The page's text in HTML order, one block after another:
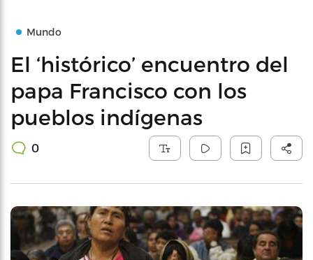
Mundo
El ‘histórico’ encuentro del
papa Francisco con los
pueblos indígenas
0